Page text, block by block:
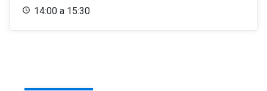
14:00 a 15:30